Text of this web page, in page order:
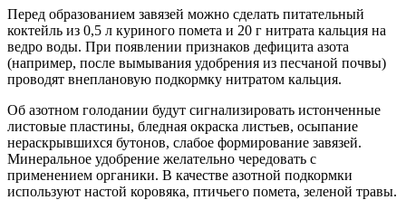
Перед образованием завязей можно сделать питательный
коктейль из 0,5 л куриного помета и 20 г нитрата кальция на
ведро воды. При появлении признаков дефицита азота
(например, после вымывания удобрения из песчаной почвы)
проводят внеплановую подкормку нитратом кальция.
Об азотном голодании будут сигнализировать истонченные
листовые пластины, бледная окраска листьев, осыпание
нераскрывшихся бутонов, слабое формирование завязей.
Минеральное удобрение желательно чередовать с
применением органики. В качестве азотной подкормки
используют настой коровяка, птичьего помета, зеленой травы.